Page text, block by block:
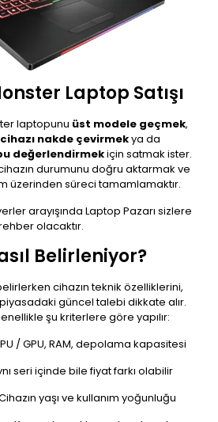
Laptop Satışı
laptopunu üst modele geçmek,
nakde çevirmekya da
değerlendirmekiçin satmak ister.
durumunu doğru aktarmak ve
üzerinden süreci tamamlamaktır.
arayışında Laptop Pazarı sizlere
olacaktır.
Belirleniyor?
cihazın teknik özelliklerini,
güncel talebi dikkate alır.
şu kriterlere göre yapılır:
/ GPU, RAM, depolama kapasitesi
seri içinde bile fiyat farkı olabilir
yaşı ve kullanım yoğunluğu